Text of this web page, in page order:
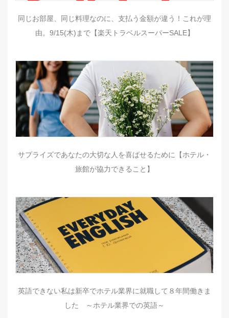
同じお部屋、同じ料理なのに、支払う金額が違う！これが理
由。9/15(木)まで【楽天トラベルスーパーSALE】
サプライズであなたの大切な人を喜ばせるために【ホテル・
旅館が協力できること】
英語できない私は新卒でホテル業界に就職して８年間働きま
した ～ホテル業界での英語～